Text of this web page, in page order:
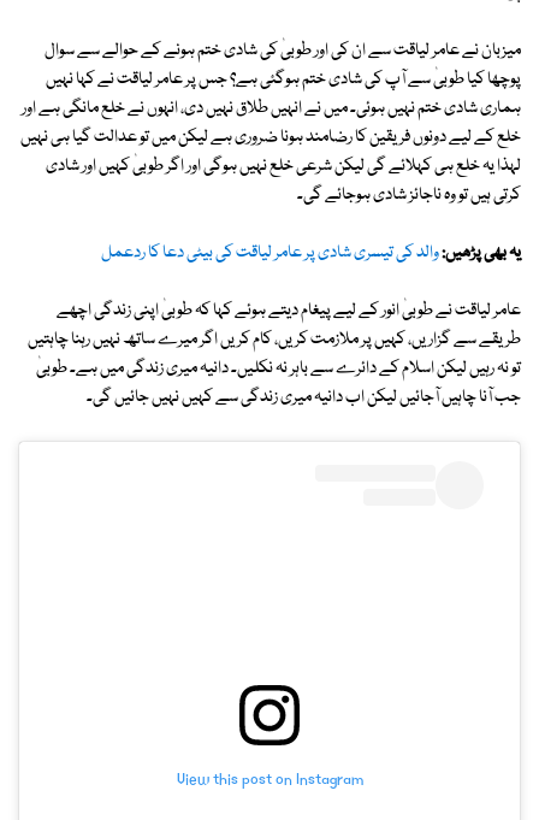
میزبان نے عامر لیاقت سے ان کی اور طوبیٰ کی شادی ختم ہونے کے حوالے سے سوال
پوچھا کیا طوبیٰ سے آپ کی شادی ختم ہوگئی ہے؟ جس پر عامر لیاقت نے کہا نہیں
ہماری شادی ختم نہیں ہوئی۔ میں نے انہیں طلاق نہیں دی، انہوں نے خلع مانگی ہے اور
خلع کے لیے دونوں فریقین کا رضامند ہونا ضروری ہے لیکن میں تو عدالت گیا ہی نہیں
لہذا یہ خلع ہی کہلائے گی لیکن شرعی خلع نہیں ہوگی اور اگر طوبیٰ کہیں اور شادی
کرتی ہیں تو وہ ناجائز شادی ہوجائے گی۔
یہ بھی پڑھیں:والد کی تیسری شادی پر عامر لیاقت کی بیٹی دعا کا ردعمل
عامر لیاقت نے طوبیٰ انور کے لیے پیغام دیتے ہوئے کہا کہ طوبیٰ اپنی زندگی اچھے
طریقے سے گزاریں، کہیں پر ملازمت کریں، کام کریں اگر میرے ساتھ نہیں رہنا چاہتیں
تو نہ رہیں لیکن اسلام کے دائرے سے باہر نہ نکلیں۔ دانیہ میری زندگی میں ہے۔ طوبیٰ
جب آنا چاہیں آجائیں لیکن اب دانیہ میری زندگی سے کہیں نہیں جائیں گی۔
View this post on Instagram